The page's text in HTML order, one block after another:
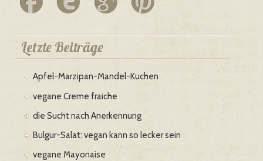
Letzte Beiträge
Apfel-Marzipan-Mandel-Kuchen
vegane Creme fraiche
die Sucht nach Anerkennung
Bulgur-Salat: vegan kann so lecker sein
vegane Mayonaise